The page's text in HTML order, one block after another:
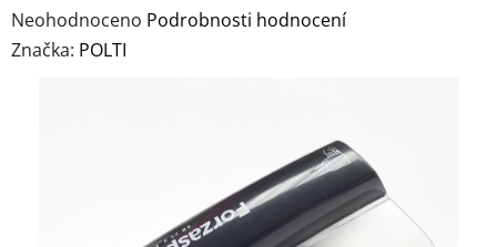
Průměrné
hodnocení
Neohodnoceno Podrobnosti hodnocení
Značka: POLTI